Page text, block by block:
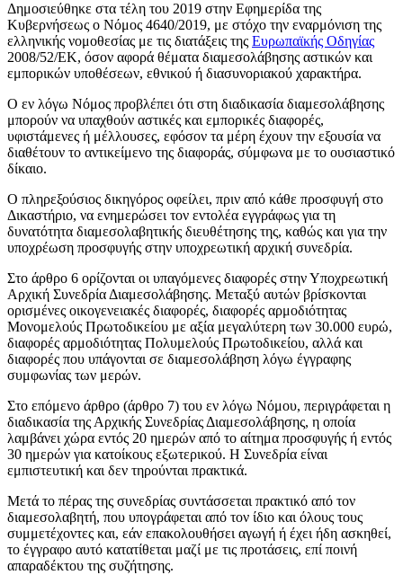
Δημοσιεύθηκε στα τέλη του 2019 στην Εφημερίδα της
Κυβερνήσεως ο Νόμος 4640/2019, με στόχο την εναρμόνιση της
ελληνικής νομοθεσίας με τις διατάξεις της Ευρωπαϊκής Οδηγίας
2008/52/ΕΚ, όσον αφορά θέματα διαμεσολάβησης αστικών και
εμπορικών υποθέσεων, εθνικού ή διασυνοριακού χαρακτήρα.
Ο εν λόγω Νόμος προβλέπει ότι στη διαδικασία διαμεσολάβησης
μπορούν να υπαχθούν αστικές και εμπορικές διαφορές,
υφιστάμενες ή μέλλουσες, εφόσον τα μέρη έχουν την εξουσία να
διαθέτουν το αντικείμενο της διαφοράς, σύμφωνα με το ουσιαστικό
δίκαιο.
Ο πληρεξούσιος δικηγόρος οφείλει, πριν από κάθε προσφυγή στο
Δικαστήριο, να ενημερώσει τον εντολέα εγγράφως για τη
δυνατότητα διαμεσολαβητικής διευθέτησης της, καθώς και για την
υποχρέωση προσφυγής στην υποχρεωτική αρχική συνεδρία.
Στο άρθρο 6 ορίζονται οι υπαγόμενες διαφορές στην Υποχρεωτική
Αρχική Συνεδρία Διαμεσολάβησης. Μεταξύ αυτών βρίσκονται
ορισμένες οικογενειακές διαφορές, διαφορές αρμοδιότητας
Μονομελούς Πρωτοδικείου με αξία μεγαλύτερη των 30.000 ευρώ,
διαφορές αρμοδιότητας Πολυμελούς Πρωτοδικείου, αλλά και
διαφορές που υπάγονται σε διαμεσολάβηση λόγω έγγραφης
συμφωνίας των μερών.
Στο επόμενο άρθρο (άρθρο 7) του εν λόγω Νόμου, περιγράφεται η
διαδικασία της Αρχικής Συνεδρίας Διαμεσολάβησης, η οποία
λαμβάνει χώρα εντός 20 ημερών από το αίτημα προσφυγής ή εντός
30 ημερών για κατοίκους εξωτερικού. Η Συνεδρία είναι
εμπιστευτική και δεν τηρούνται πρακτικά.
Μετά το πέρας της συνεδρίας συντάσσεται πρακτικό από τον
διαμεσολαβητή, που υπογράφεται από τον ίδιο και όλους τους
συμμετέχοντες και, εάν επακολουθήσει αγωγή ή έχει ήδη ασκηθεί,
το έγγραφο αυτό κατατίθεται μαζί με τις προτάσεις, επί ποινή
απαραδέκτου της συζήτησης.